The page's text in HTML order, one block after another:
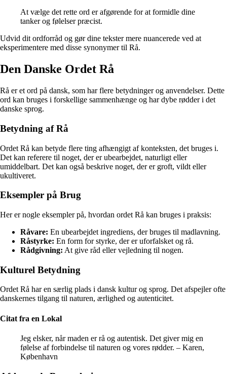
At vælge det rette ord er afgørende for at formidle dine
tanker og følelser præcist.
Udvid dit ordforråd og gør dine tekster mere nuancerede ved at
eksperimentere med disse synonymer til Rå.
Den Danske Ordet Rå
Rå er et ord på dansk, som har flere betydninger og anvendelser. Dette
ord kan bruges i forskellige sammenhænge og har dybe rødder i det
danske sprog.
Betydning af Rå
Ordet Rå kan betyde flere ting afhængigt af konteksten, det bruges i.
Det kan referere til noget, der er ubearbejdet, naturligt eller
umiddelbart. Det kan også beskrive noget, der er groft, vildt eller
ukultiveret.
Eksempler på Brug
Her er nogle eksempler på, hvordan ordet Rå kan bruges i praksis:
Råvare: En ubearbejdet ingrediens, der bruges til madlavning.
Råstyrke: En form for styrke, der er uforfalsket og rå.
Rådgivning: At give råd eller vejledning til nogen.
Kulturel Betydning
Ordet Rå har en særlig plads i dansk kultur og sprog. Det afspejler ofte
danskernes tilgang til naturen, ærlighed og autenticitet.
Citat fra en Lokal
Jeg elsker, når maden er rå og autentisk. Det giver mig en
følelse af forbindelse til naturen og vores rødder. – Karen,
København